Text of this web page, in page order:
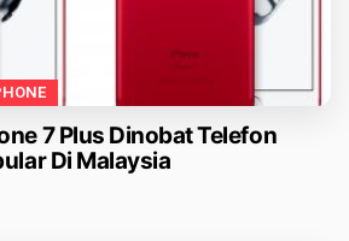
7 Plus Dinobat Telefon
Di Malaysia